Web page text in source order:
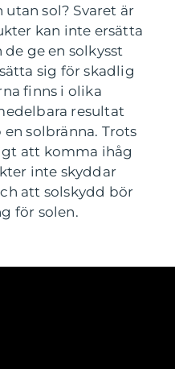
sol? Svaret är
kan inte ersätta
ge en solkysst
sig för skadlig
finns i olika
resultat
solbränna. Trots
att komma ihåg
inte skyddar
att solskydd bör
för solen.